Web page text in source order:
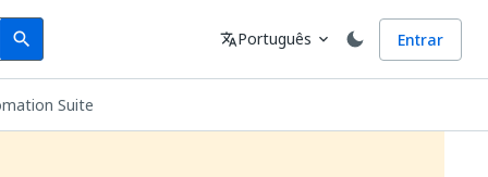
search
Search Idioma
translatePortuguês expand_more Entrar
Suite